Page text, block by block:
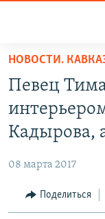
доступа
основному
Вернутся
ПОДКАСТЫ
АВТОРСКИЕ
МНЕНИЯ
КУЛЬТУРА
НОВОСТИ.
Певец
Кадырова,
08 марта 2017
Поделиться